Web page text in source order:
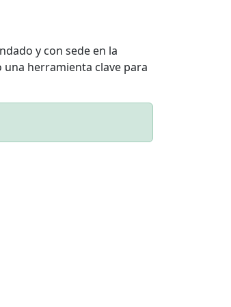
y con sede en la
herramienta clave para